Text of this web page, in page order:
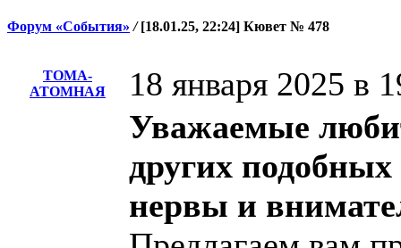
Форум «События» / [18.01.25, 22:24] Кювет № 478
ТОМА-
АТОМНАЯ
18 января 2025 в
Уважаемые
других
нервы и